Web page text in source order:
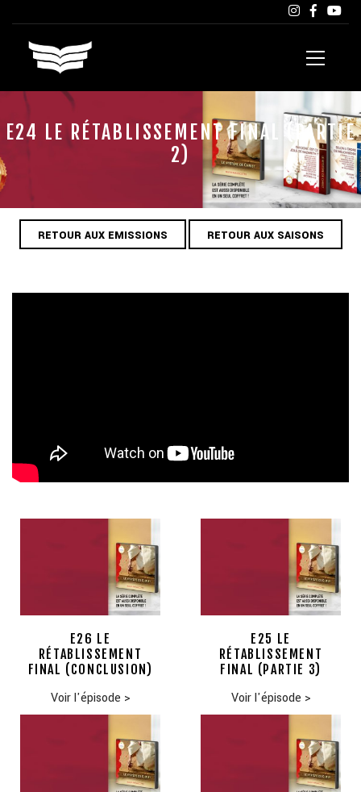
E24 LE RÉTABLISSEMENT FINAL (PARTIE
2)
RETOUR AUX EMISSIONS RETOUR AUX SAISONS
E26 LE
RÉTABLISSEMENT
FINAL (CONCLUSION)
Voir l'épisode >
E25 LE
RÉTABLISSEMENT
FINAL (PARTIE 3)
Voir l'épisode >